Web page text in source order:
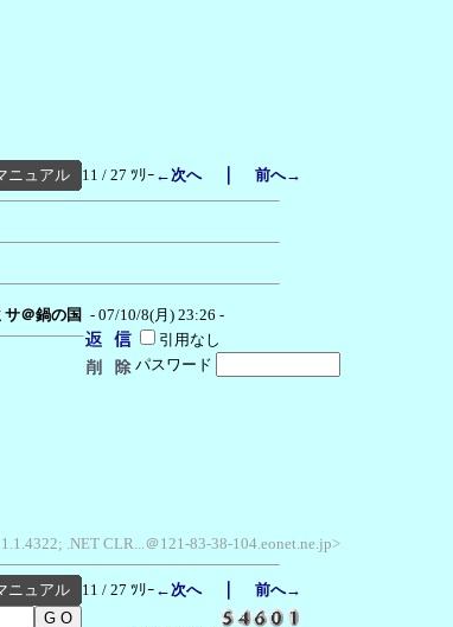
ニュアル 11 / 27 ﾂﾘｰ ←次へ｜ 前へ→
サ＠鍋の国 - 07/10/8(月) 23:26 -
引用なし
パスワード
.NET CLR...＠121-83-38-104.eonet.ne.jp>
ニュアル 11 / 27 ﾂﾘｰ ←次へ｜ 前へ→